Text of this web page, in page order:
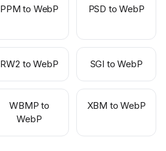
PPM to WebP PSD to WebP
RW2 to WebP SGI to WebP
WBMP to
WebP
XBM to WebP